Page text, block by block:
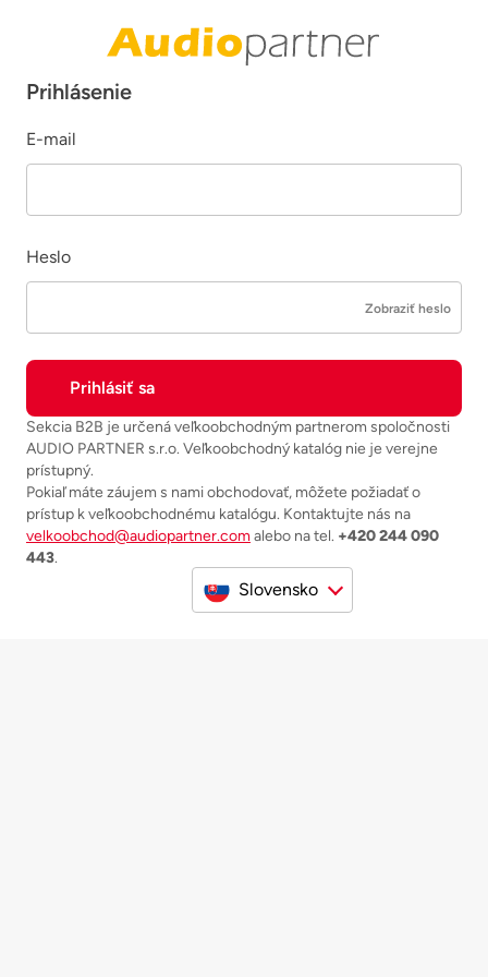
Prihlásenie
E-mail
Heslo
Zobraziť heslo
Sekcia B2B je určená veľkoobchodným partnerom spoločnosti
AUDIO PARTNER s.r.o. Veľkoobchodný katalóg nie je verejne
prístupný.
Pokiaľ máte záujem s nami obchodovať, môžete požiadať o
prístup k veľkoobchodnému katalógu. Kontaktujte nás na
velkoobchod@audiopartner.comalebo na tel. +420 244 090
443.
Slovensko